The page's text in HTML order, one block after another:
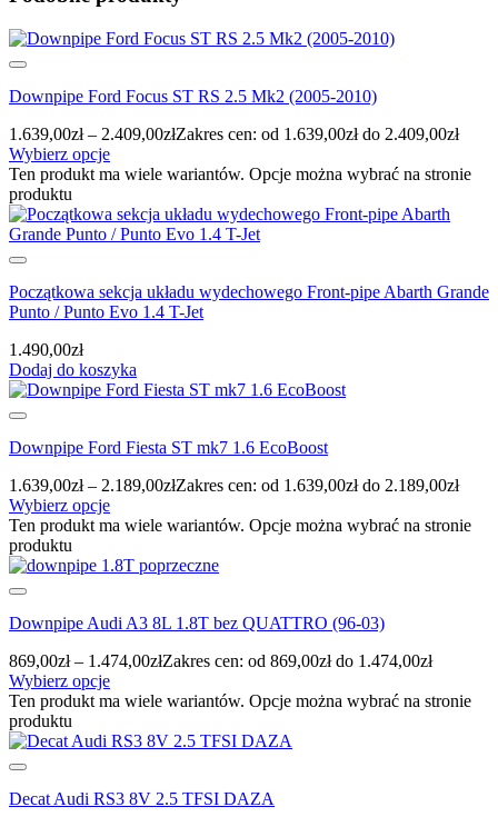
Downpipe Ford Focus ST RS 2.5 Mk2 (2005-2010)
1.639,00zł – 2.409,00złZakres cen: od 1.639,00zł do 2.409,00zł
Wybierz opcje
Ten produkt ma wiele wariantów. Opcje można wybrać na stronie
produktu
Początkowa sekcja układu wydechowego Front-pipe Abarth Grande
Punto / Punto Evo 1.4 T-Jet
1.490,00zł
Dodaj do koszyka
Downpipe Ford Fiesta ST mk7 1.6 EcoBoost
1.639,00zł – 2.189,00złZakres cen: od 1.639,00zł do 2.189,00zł
Wybierz opcje
Ten produkt ma wiele wariantów. Opcje można wybrać na stronie
produktu
Downpipe Audi A3 8L 1.8T bez QUATTRO (96-03)
869,00zł – 1.474,00złZakres cen: od 869,00zł do 1.474,00zł
Wybierz opcje
Ten produkt ma wiele wariantów. Opcje można wybrać na stronie
produktu
Decat Audi RS3 8V 2.5 TFSI DAZA